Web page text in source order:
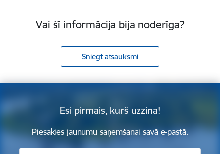
Vai šī informācija bija noderīga?
Sniegt atsauksmi
Esi pirmais, kurš uzzina!
Piesakies jaunumu saņemšanai savā e-pastā.